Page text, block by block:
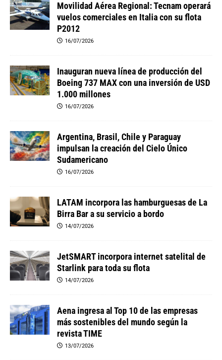
Movilidad Aérea Regional: Tecnam operará
vuelos comerciales en Italia con su flota
P2012
16/07/2026
Inauguran nueva línea de producción del
Boeing 737 MAX con una inversión de USD
1.000 millones
16/07/2026
Argentina, Brasil, Chile y Paraguay
impulsan la creación del Cielo Único
Sudamericano
16/07/2026
LATAM incorpora las hamburguesas de La
Birra Bar a su servicio a bordo
14/07/2026
JetSMART incorpora internet satelital de
Starlink para toda su flota
14/07/2026
Aena ingresa al Top 10 de las empresas
más sostenibles del mundo según la
revista TIME
13/07/2026